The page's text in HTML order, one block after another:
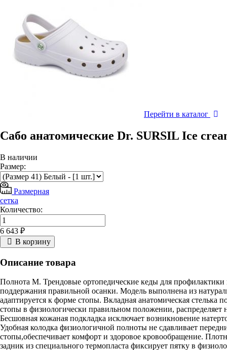
Перейти в каталог
Сабо анатомические Dr. SURSIL Ice
В наличии
Размер:
Размерная
сетка
Количество:
6 643 ₽
В корзину
Описание товара
Полнота М. Трендовые ортопедические кеды для профилактики
поддержания правильной осанки. Модель выполнена из
адаптируется к форме стопы. Вкладная анатомическая стелька
стопы в физиологически правильном положении, распределяет
Бесшовная кожаная подкладка исключает возникновение
Удобная колодка физиологичной полноты не сдавливает
стопы,обеспечивает комфорт и здоровое кровообращение.
задник из специального термопласта фиксирует пятку в